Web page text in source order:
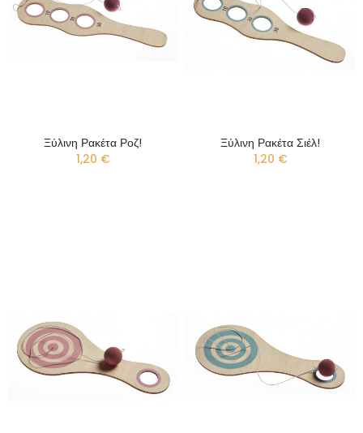
Ξύλινη Ρακέτα Ροζ!
1,20 €
Ξύλινη Ρακέτα Σιέλ!
1,20 €